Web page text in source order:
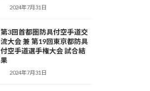
2024年7月31日
第3回首都圏防具付空手道交
流大会 兼 第19回東京都防具
付空手道選手権大会 試合結
果
2024年7月31日